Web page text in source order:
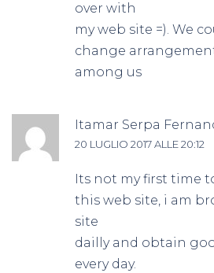
over with
my web site =). We
change
among us
Itamar Serpa
20 LUGLIO 2017 ALLE 20:12
Its not my first time
this web site, i am
site
dailly and obtain
every day.